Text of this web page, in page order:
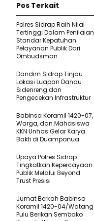
Pos Terkait
Polres Sidrap Raih Nilai
Tertinggi Dalam Penilaian
Standar Kepatuhan
Pelayanan Publik Dari
Ombudsman
Dandim Sidrap Tinjau
Lokasi Luapan Danau
Sidenreng dan
Pengecekan Infrastruktur
Babinsa Koramil 1420-07,
Warga, dan Mahasiswa
KKN Unhas Gelar Karya
Bakti di Duampanua
Upaya Polres Sidrap
Tingkatkan Kepercayaan
Publik Melalui Beyond
Trust Presisi
Jumat Berkah Babinsa
Koramil 1420-04/Watang
Pulu Berikan Sembako